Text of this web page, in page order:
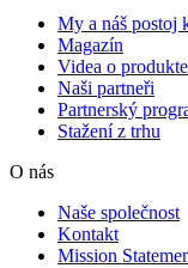
My a náš postoj
Magazín
Videa o
Naši partneři
Partnerský
Stažení z trhu
O nás
Naše společnost
Kontakt
Mission